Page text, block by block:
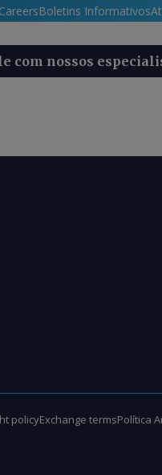
CareersBoletins Informativos
com nossos
policyExchange termsPolítica